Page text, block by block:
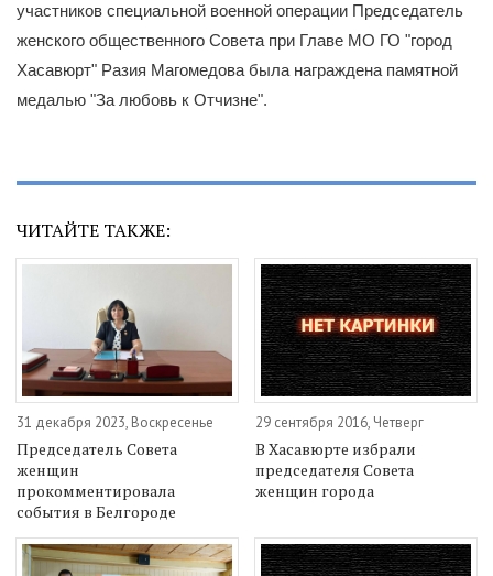
участников специальной военной операции Председатель
женского общественного Совета при Главе МО ГО "город
Хасавюрт" Разия Магомедова была награждена памятной
медалью "За любовь к Отчизне".
ЧИТАЙТЕ ТАКЖЕ:
31 декабря 2023, Воскресенье
Председатель Совета
женщин
прокомментировала
события в Белгороде
29 сентября 2016, Четверг
В Хасавюрте избрали
председателя Совета
женщин города